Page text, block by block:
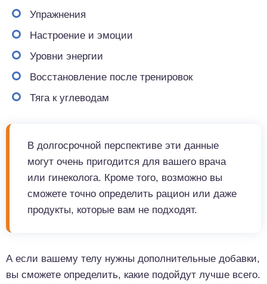
Упражнения
Настроение и эмоции
Уровни энергии
Восстановление после тренировок
Тяга к углеводам
В долгосрочной перспективе эти данные
могут очень пригодится для вашего врача
или гинеколога. Кроме того, возможно вы
сможете точно определить рацион или даже
продукты, которые вам не подходят.
А если вашему телу нужны дополнительные добавки,
вы сможете определить, какие подойдут лучше всего.